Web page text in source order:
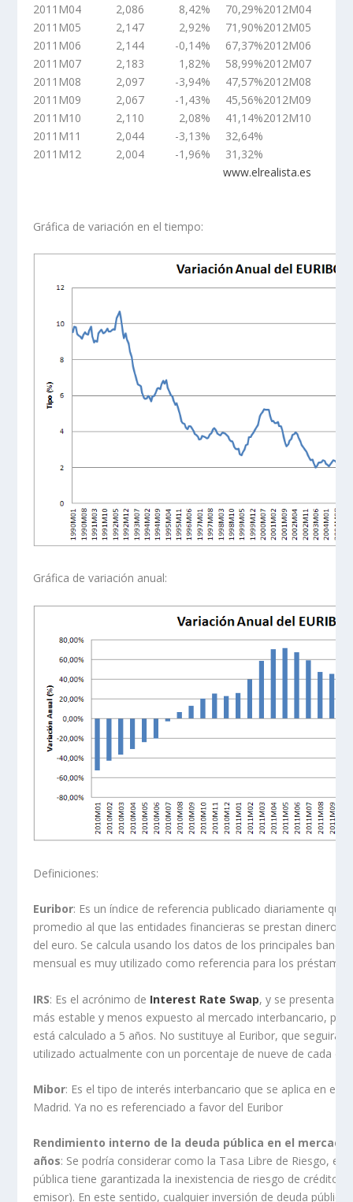
2011M04
2,086 8,42% 70,29%2012M04
2011M05
2,147 2,92% 71,90%2012M05
2011M06
2,144 -0,14% 67,37%2012M06
2011M07
2,183 1,82% 58,99%2012M07
2011M08
2,097 -3,94% 47,57%2012M08
2011M09
2,067 -1,43% 45,56%2012M09
2011M10
2,110 2,08% 41,14%2012M10
2011M11
2,044 -3,13%
32,64%
2011M12
2,004 -1,96%
31,32%
www.elrealista.es
Gráfica de variación en el tiempo:
Gráfica de variación anual:
Definiciones:
Euribor: Es un índice de referencia publicado diariamente
promedio al que las entidades financieras se prestan dinero
del euro. Se calcula usando los datos de los principales
mensual es muy utilizado como referencia para los
IRS: Es el acrónimo de Interest Rate Swap, y se presenta
más estable y menos expuesto al mercado interbancario,
está calculado a 5 años. No sustituye al Euribor, que seguirá
utilizado actualmente con un porcentaje de nueve de cada
Mibor: Es el tipo de interés interbancario que se aplica en el
Madrid. Ya no es referenciado a favor del Euribor
Rendimiento interno de la deuda pública en el
años: Se podría considerar como la Tasa Libre de Riesgo, es
pública tiene garantizada la inexistencia de riesgo de crédito
emisor). En este sentido, cualquier inversión de deuda